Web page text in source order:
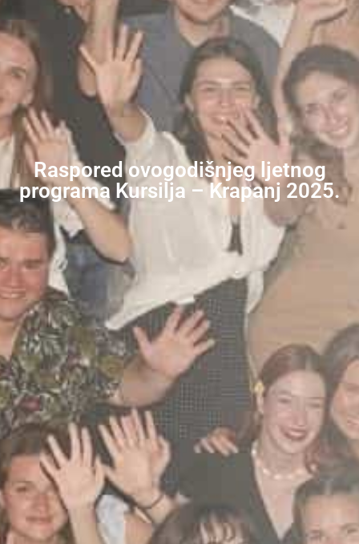
Raspored ovogodišnjeg ljetnog
programa Kursilja – Krapanj 2025.